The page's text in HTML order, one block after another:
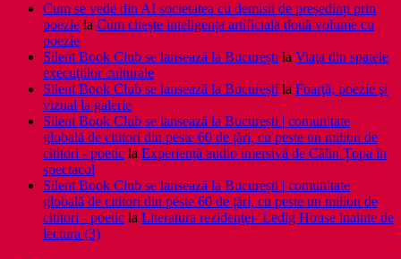
Cum se vede din AI societatea cu demisii de președinți prin
poezie la Cum citește inteligența artificială două volume cu
poezie
Silent Book Club se lansează la București la Viaţa din spatele
execuţiilor culturale
Silent Book Club se lansează la București la Foarţă, poezie şi
vizual la galerie
Silent Book Club se lansează la București | comunitate
globală de cititori din peste 60 de țări, cu peste un milion de
cititori - poetic la Experiență audio imersivă de Călin Țopa în
spectacol
Silent Book Club se lansează la București | comunitate
globală de cititori din peste 60 de țări, cu peste un milion de
cititori - poetic la Literatura rezidenţei- Ledig House inainte de
lectura (3)